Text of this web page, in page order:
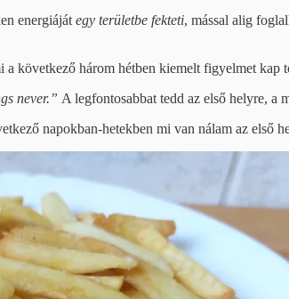
energiáját egy területbe fekteti, mással alig
a következő három hétben kiemelt figyelmet kap
never.” A legfontosabbat tedd az első helyre, a
napokban-hetekben mi van nálam az első